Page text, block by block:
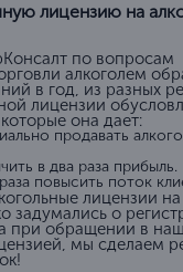
лицензию на
по вопросам
алкоголем
в год, из разных
лицензии
она дает:
продавать
в два раза прибыль.
повысить поток
лицензии
задумались о
при обращении в
мы сделаем